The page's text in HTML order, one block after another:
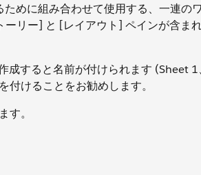
めに組み合わせて使用する、一連の
ーリー] と [レイアウト] ペインが含ま
成すると名前が付けられます (Sheet
付けることをお勧めします。
す。